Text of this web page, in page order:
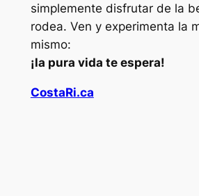
simplemente disfrutar de la
rodea. Ven y experimenta la
mismo:
¡la pura vida te espera!
CostaRi.ca